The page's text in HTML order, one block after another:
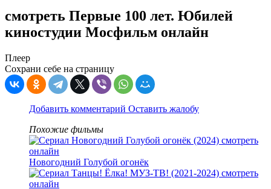
смотреть Первые 100 лет. Юбилей
киностудии Мосфильм онлайн
Плеер
Сохрани себе на страницу
Добавить комментарий Оставить жалобу
Похожие фильмы
Новогодний Голубой огонёк